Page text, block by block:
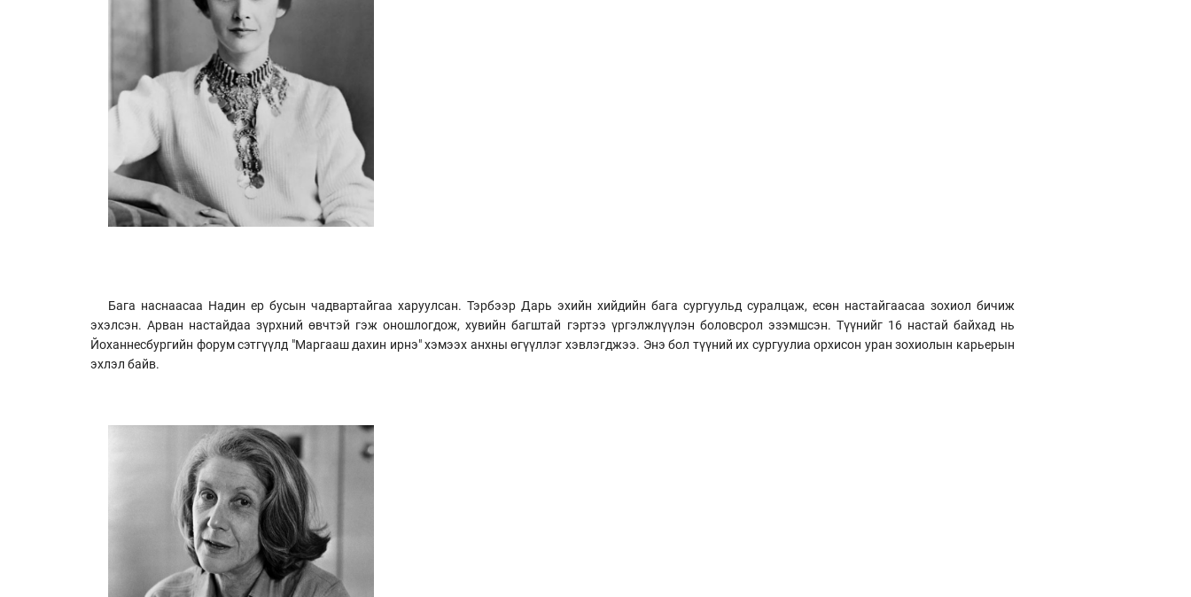
Бага наснаасаа Надин ер бусын чадвартайгаа харуулсан. Тэрбээр Дарь эхийн хийдийн бага сургуульд суралцаж, есөн настайгаасаа зохиол бичиж
эхэлсэн. Арван настайдаа зүрхний өвчтэй гэж оношлогдож, хувийн багштай гэртээ үргэлжлүүлэн боловсрол эзэмшсэн. Түүнийг 16 настай байхад нь
Йоханнесбургийн форум сэтгүүлд "Маргааш дахин ирнэ" хэмээх анхны өгүүллэг хэвлэгджээ. Энэ бол түүний их сургуулиа орхисон уран зохиолын карьерын
эхлэл байв.